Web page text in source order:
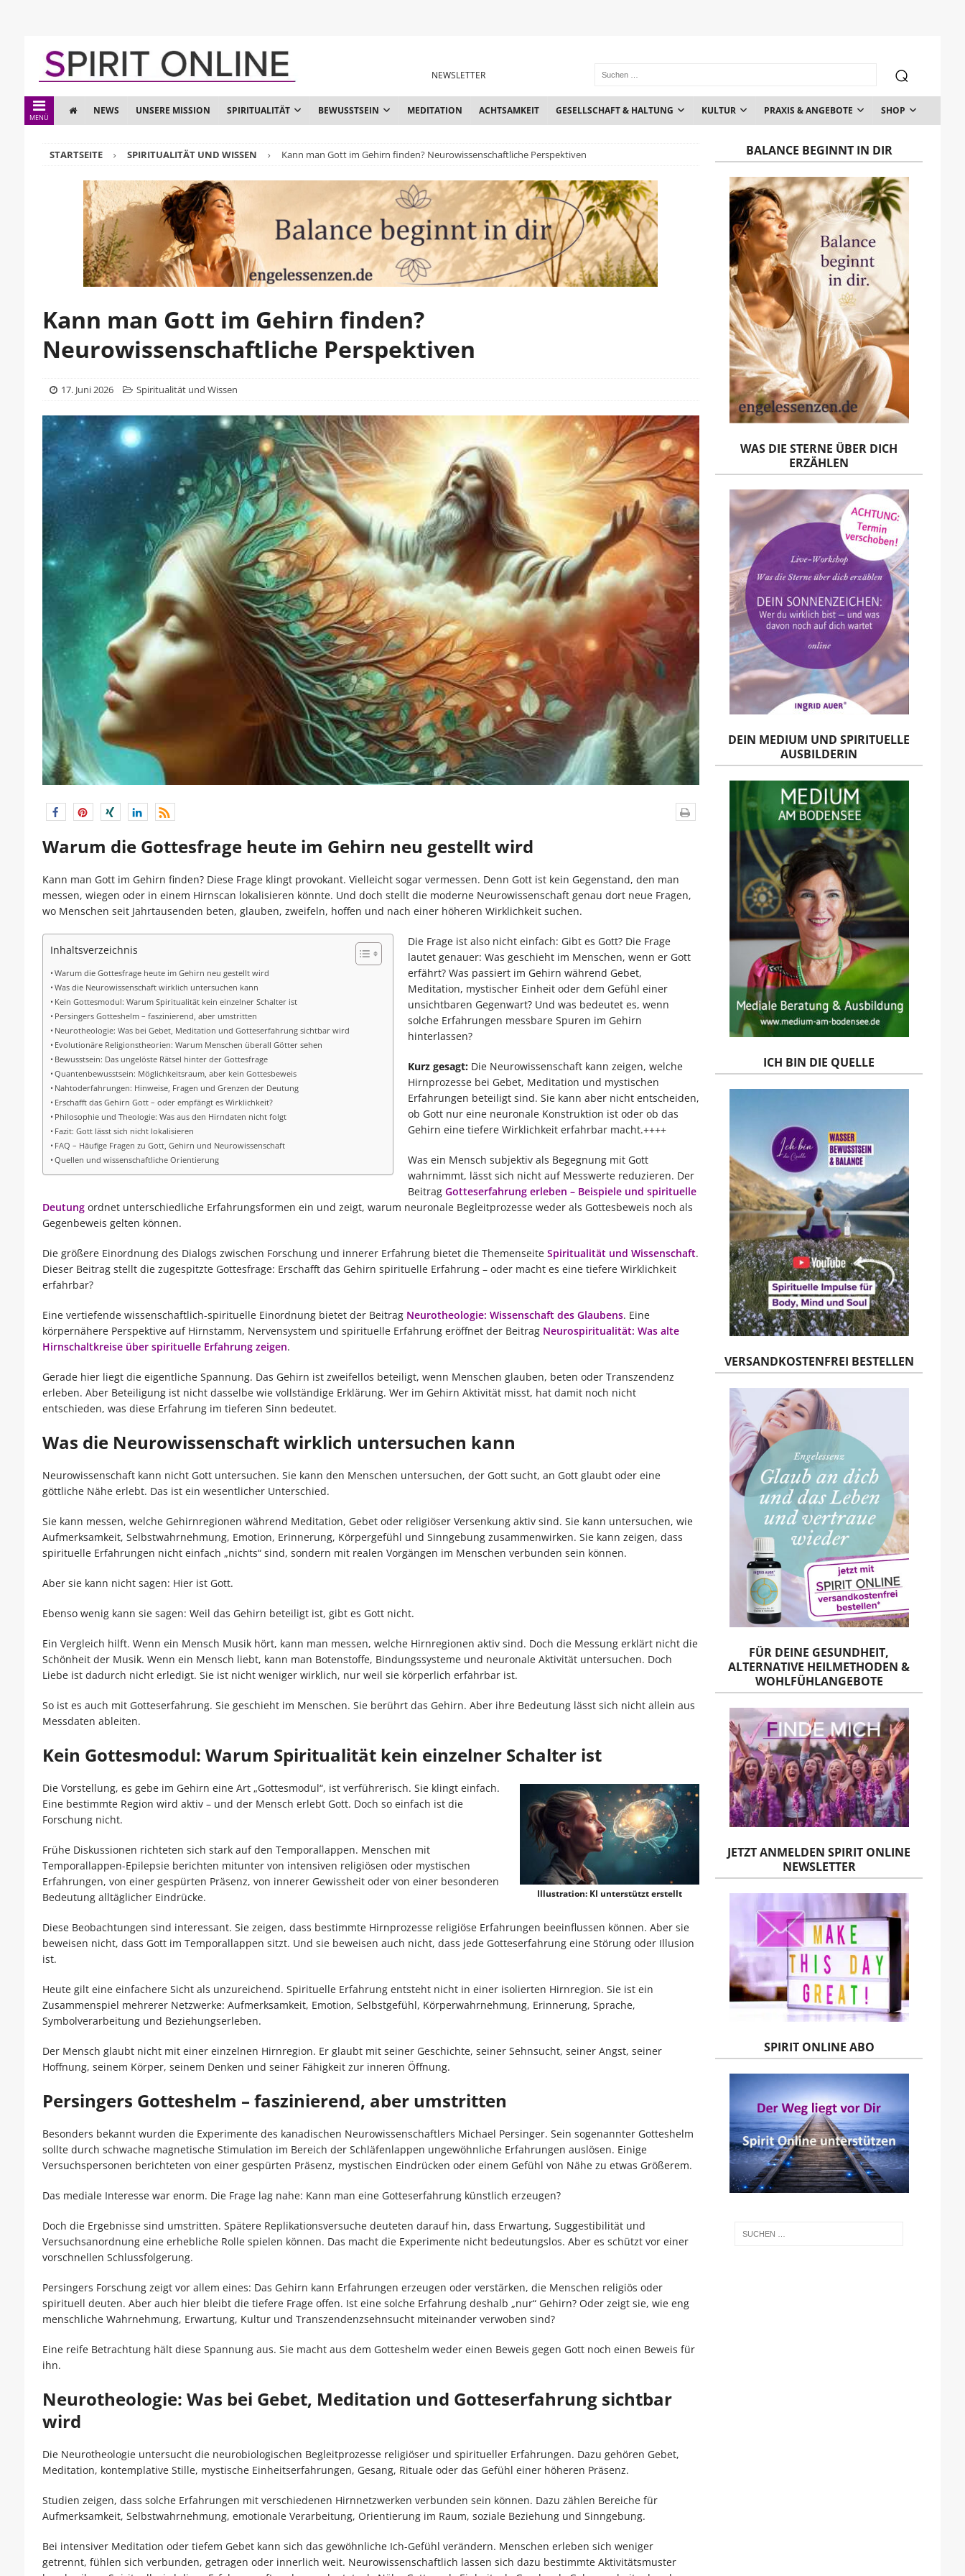
NEWSLETTER
MENÜ
NEWS UNSERE MISSION SPIRITUALITÄT BEWUSSTSEIN MEDITATION ACHTSAMKEIT GESELLSCHAFT & HALTUNG KULTUR PRAXIS & ANGEBOTE SHOP
STARTSEITE SPIRITUALITÄT UND WISSEN Kann man Gott im Gehirn finden? Neurowissenschaftliche Perspektiven
Kann man Gott im Gehirn finden?
Neurowissenschaftliche Perspektiven
17. Juni 2026 Spiritualität und Wissen
Warum die Gottesfrage heute im Gehirn neu gestellt wird
Kann man Gott im Gehirn finden? Diese Frage klingt provokant. Vielleicht sogar vermessen. Denn Gott ist kein Gegenstand, den man
messen, wiegen oder in einem Hirnscan lokalisieren könnte. Und doch stellt die moderne Neurowissenschaft genau dort neue Fragen,
wo Menschen seit Jahrtausenden beten, glauben, zweifeln, hoffen und nach einer höheren Wirklichkeit suchen.
Inhaltsverzeichnis
Warum die Gottesfrage heute im Gehirn neu gestellt wird
Was die Neurowissenschaft wirklich untersuchen kann
Kein Gottesmodul: Warum Spiritualität kein einzelner Schalter ist
Persingers Gotteshelm – faszinierend, aber umstritten
Neurotheologie: Was bei Gebet, Meditation und Gotteserfahrung sichtbar wird
Evolutionäre Religionstheorien: Warum Menschen überall Götter sehen
Bewusstsein: Das ungelöste Rätsel hinter der Gottesfrage
Quantenbewusstsein: Möglichkeitsraum, aber kein Gottesbeweis
Nahtoderfahrungen: Hinweise, Fragen und Grenzen der Deutung
Erschafft das Gehirn Gott – oder empfängt es Wirklichkeit?
Philosophie und Theologie: Was aus den Hirndaten nicht folgt
Fazit: Gott lässt sich nicht lokalisieren
FAQ – Häufige Fragen zu Gott, Gehirn und Neurowissenschaft
Quellen und wissenschaftliche Orientierung
Die Frage ist also nicht einfach: Gibt es Gott? Die Frage
lautet genauer: Was geschieht im Menschen, wenn er Gott
erfährt? Was passiert im Gehirn während Gebet,
Meditation, mystischer Einheit oder dem Gefühl einer
unsichtbaren Gegenwart? Und was bedeutet es, wenn
solche Erfahrungen messbare Spuren im Gehirn
hinterlassen?
Kurz gesagt:Die Neurowissenschaft kann zeigen, welche
Hirnprozesse bei Gebet, Meditation und mystischen
Erfahrungen beteiligt sind. Sie kann aber nicht entscheiden,
ob Gott nur eine neuronale Konstruktion ist oder ob das
Gehirn eine tiefere Wirklichkeit erfahrbar macht.++++
Was ein Mensch subjektiv als Begegnung mit Gott
wahrnimmt, lässt sich nicht auf Messwerte reduzieren. Der
Beitrag Gotteserfahrung erleben – Beispiele und spirituelle
Deutungordnet unterschiedliche Erfahrungsformen ein und zeigt, warum neuronale Begleitprozesse weder als Gottesbeweis noch als
Gegenbeweis gelten können.
Die größere Einordnung des Dialogs zwischen Forschung und innerer Erfahrung bietet die Themenseite Spiritualität und Wissenschaft.
Dieser Beitrag stellt die zugespitzte Gottesfrage: Erschafft das Gehirn spirituelle Erfahrung – oder macht es eine tiefere Wirklichkeit
erfahrbar?
Eine vertiefende wissenschaftlich-spirituelle Einordnung bietet der Beitrag Neurotheologie: Wissenschaft des Glaubens. Eine
körpernähere Perspektive auf Hirnstamm, Nervensystem und spirituelle Erfahrung eröffnet der Beitrag Neurospiritualität: Was alte
Hirnschaltkreise über spirituelle Erfahrung zeigen.
Gerade hier liegt die eigentliche Spannung. Das Gehirn ist zweifellos beteiligt, wenn Menschen glauben, beten oder Transzendenz
erleben. Aber Beteiligung ist nicht dasselbe wie vollständige Erklärung. Wer im Gehirn Aktivität misst, hat damit noch nicht
entschieden, was diese Erfahrung im tieferen Sinn bedeutet.
Was die Neurowissenschaft wirklich untersuchen kann
Neurowissenschaft kann nicht Gott untersuchen. Sie kann den Menschen untersuchen, der Gott sucht, an Gott glaubt oder eine
göttliche Nähe erlebt. Das ist ein wesentlicher Unterschied.
Sie kann messen, welche Gehirnregionen während Meditation, Gebet oder religiöser Versenkung aktiv sind. Sie kann untersuchen, wie
Aufmerksamkeit, Selbstwahrnehmung, Emotion, Erinnerung, Körpergefühl und Sinngebung zusammenwirken. Sie kann zeigen, dass
spirituelle Erfahrungen nicht einfach „nichts“ sind, sondern mit realen Vorgängen im Menschen verbunden sein können.
Aber sie kann nicht sagen: Hier ist Gott.
Ebenso wenig kann sie sagen: Weil das Gehirn beteiligt ist, gibt es Gott nicht.
Ein Vergleich hilft. Wenn ein Mensch Musik hört, kann man messen, welche Hirnregionen aktiv sind. Doch die Messung erklärt nicht die
Schönheit der Musik. Wenn ein Mensch liebt, kann man Botenstoffe, Bindungssysteme und neuronale Aktivität untersuchen. Doch
Liebe ist dadurch nicht erledigt. Sie ist nicht weniger wirklich, nur weil sie körperlich erfahrbar ist.
So ist es auch mit Gotteserfahrung. Sie geschieht im Menschen. Sie berührt das Gehirn. Aber ihre Bedeutung lässt sich nicht allein aus
Messdaten ableiten.
Kein Gottesmodul: Warum Spiritualität kein einzelner Schalter ist
Illustration: KI unterstützt erstellt
Die Vorstellung, es gebe im Gehirn eine Art „Gottesmodul“, ist verführerisch. Sie klingt einfach.
Eine bestimmte Region wird aktiv – und der Mensch erlebt Gott. Doch so einfach ist die
Forschung nicht.
Frühe Diskussionen richteten sich stark auf den Temporallappen. Menschen mit
Temporallappen-Epilepsie berichten mitunter von intensiven religiösen oder mystischen
Erfahrungen, von einer gespürten Präsenz, von innerer Gewissheit oder von einer besonderen
Bedeutung alltäglicher Eindrücke.
Diese Beobachtungen sind interessant. Sie zeigen, dass bestimmte Hirnprozesse religiöse Erfahrungen beeinflussen können. Aber sie
beweisen nicht, dass Gott im Temporallappen sitzt. Und sie beweisen auch nicht, dass jede Gotteserfahrung eine Störung oder Illusion
ist.
Heute gilt eine einfachere Sicht als unzureichend. Spirituelle Erfahrung entsteht nicht in einer isolierten Hirnregion. Sie ist ein
Zusammenspiel mehrerer Netzwerke: Aufmerksamkeit, Emotion, Selbstgefühl, Körperwahrnehmung, Erinnerung, Sprache,
Symbolverarbeitung und Beziehungserleben.
Der Mensch glaubt nicht mit einer einzelnen Hirnregion. Er glaubt mit seiner Geschichte, seiner Sehnsucht, seiner Angst, seiner
Hoffnung, seinem Körper, seinem Denken und seiner Fähigkeit zur inneren Öffnung.
Persingers Gotteshelm – faszinierend, aber umstritten
Besonders bekannt wurden die Experimente des kanadischen Neurowissenschaftlers Michael Persinger. Sein sogenannter Gotteshelm
sollte durch schwache magnetische Stimulation im Bereich der Schläfenlappen ungewöhnliche Erfahrungen auslösen. Einige
Versuchspersonen berichteten von einer gespürten Präsenz, mystischen Eindrücken oder einem Gefühl von Nähe zu etwas Größerem.
Das mediale Interesse war enorm. Die Frage lag nahe: Kann man eine Gotteserfahrung künstlich erzeugen?
Doch die Ergebnisse sind umstritten. Spätere Replikationsversuche deuteten darauf hin, dass Erwartung, Suggestibilität und
Versuchsanordnung eine erhebliche Rolle spielen können. Das macht die Experimente nicht bedeutungslos. Aber es schützt vor einer
vorschnellen Schlussfolgerung.
Persingers Forschung zeigt vor allem eines: Das Gehirn kann Erfahrungen erzeugen oder verstärken, die Menschen religiös oder
spirituell deuten. Aber auch hier bleibt die tiefere Frage offen. Ist eine solche Erfahrung deshalb „nur“ Gehirn? Oder zeigt sie, wie eng
menschliche Wahrnehmung, Erwartung, Kultur und Transzendenzsehnsucht miteinander verwoben sind?
Eine reife Betrachtung hält diese Spannung aus. Sie macht aus dem Gotteshelm weder einen Beweis gegen Gott noch einen Beweis für
ihn.
Neurotheologie: Was bei Gebet, Meditation und Gotteserfahrung sichtbar
wird
Die Neurotheologie untersucht die neurobiologischen Begleitprozesse religiöser und spiritueller Erfahrungen. Dazu gehören Gebet,
Meditation, kontemplative Stille, mystische Einheitserfahrungen, Gesang, Rituale oder das Gefühl einer höheren Präsenz.
Studien zeigen, dass solche Erfahrungen mit verschiedenen Hirnnetzwerken verbunden sein können. Dazu zählen Bereiche für
Aufmerksamkeit, Selbstwahrnehmung, emotionale Verarbeitung, Orientierung im Raum, soziale Beziehung und Sinngebung.
Bei intensiver Meditation oder tiefem Gebet kann sich das gewöhnliche Ich-Gefühl verändern. Menschen erleben sich weniger
getrennt, fühlen sich verbunden, getragen oder innerlich weit. Neurowissenschaftlich lassen sich dazu bestimmte Aktivitätsmuster
BALANCE BEGINNT IN DIR
WAS DIE STERNE ÜBER DICH
ERZÄHLEN
DEIN MEDIUM UND SPIRITUELLE
AUSBILDERIN
ICH BIN DIE QUELLE
VERSANDKOSTENFREI BESTELLEN
FÜR DEINE GESUNDHEIT,
ALTERNATIVE HEILMETHODEN &
WOHLFÜHLANGEBOTE
JETZT ANMELDEN SPIRIT ONLINE
NEWSLETTER
SPIRIT ONLINE ABO